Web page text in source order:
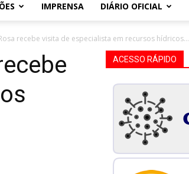
IMPRENSA DIÁRIO OFICIAL
recebe visita de especialista em recursos hídricos...
ACESSO RÁPIDO